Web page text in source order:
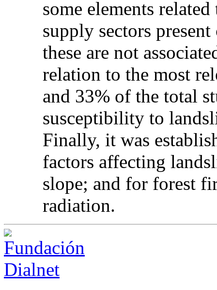
some elements
supply sectors
these are not
relation to the most
and 33% of the total
susceptibility to
Finally, it was
factors affecting
slope; and for forest
radiation.